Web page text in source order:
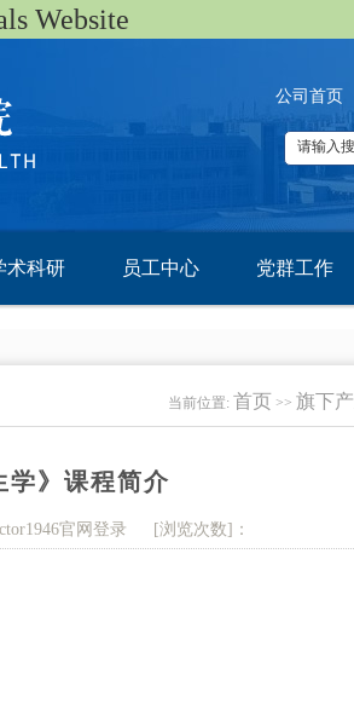
Website
公司首页
术科研 员工中心 党群工作
当前位置: 首页 >> 旗下
学》课程简介
官网登录 [浏览次数]：